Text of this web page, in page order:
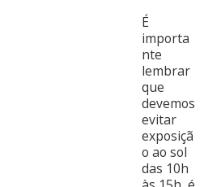
É
importa
nte
lembrar
que
devemos
evitar
exposiçã
o ao sol
das 10h